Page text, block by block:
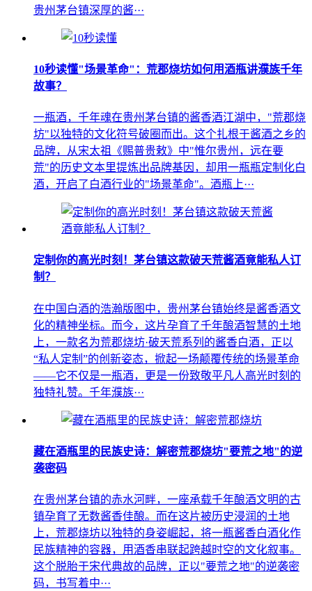
贵州茅台镇深厚的酱···
10秒读懂"场景革命"：荒郡烧坊如何用酒瓶讲濮族千年
故事？
一瓶酒，千年魂在贵州茅台镇的酱香酒江湖中，"荒郡烧
坊"以独特的文化符号破圈而出。这个扎根于酱酒之乡的
品牌，从宋太祖《赐普贵敕》中"惟尔贵州，远在要
荒"的历史文本里提炼出品牌基因，却用一瓶瓶定制化白
酒，开启了白酒行业的"场景革命"。酒瓶上···
定制你的高光时刻！茅台镇这款破天荒酱酒竟能私人订
制？
在中国白酒的浩瀚版图中，贵州茅台镇始终是酱香酒文
化的精神坐标。而今，这片孕育了千年酿酒智慧的土地
上，一款名为荒郡烧坊·破天荒系列的酱香白酒，正以
“私人定制”的创新姿态，掀起一场颠覆传统的场景革命
——它不仅是一瓶酒，更是一份致敬平凡人高光时刻的
独特礼赞。千年濮族···
藏在酒瓶里的民族史诗：解密荒郡烧坊"要荒之地"的逆
袭密码
在贵州茅台镇的赤水河畔，一座承载千年酿酒文明的古
镇孕育了无数酱香佳酿。而在这片被历史浸润的土地
上，荒郡烧坊以独特的身姿崛起，将一瓶酱香白酒化作
民族精神的容器，用酒香串联起跨越时空的文化叙事。
这个脱胎于宋代典故的品牌，正以"要荒之地"的逆袭密
码，书写着中···